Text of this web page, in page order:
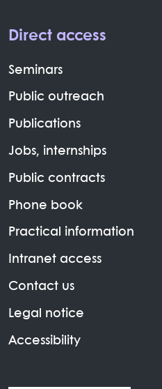
Direct access
Seminars
Public outreach
Publications
Jobs, internships
Public contracts
Phone book
Practical information
Intranet access
Contact us
Legal notice
Accessibility